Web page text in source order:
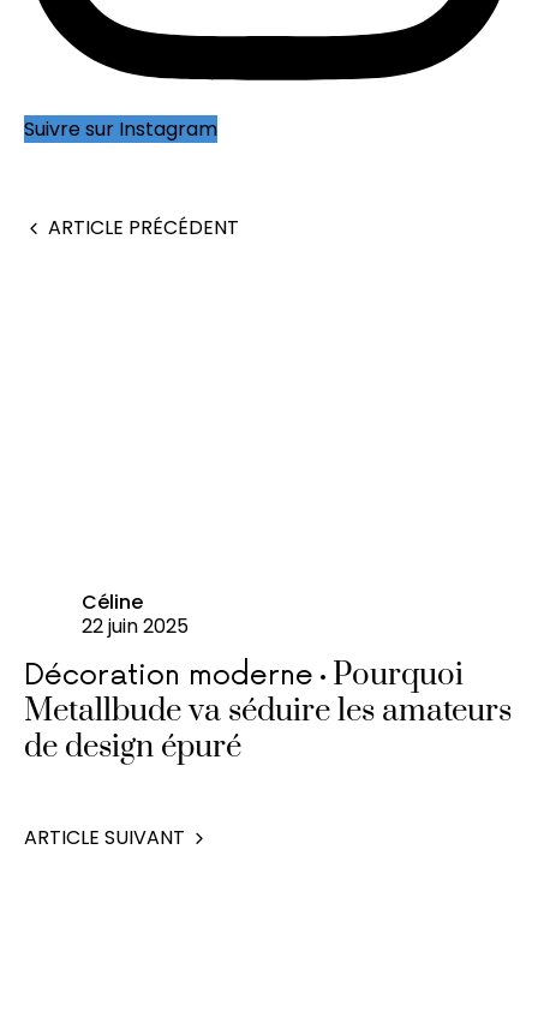
Suivre sur Instagram
ARTICLE PRÉCÉDENT
Céline
22 juin 2025
Décoration moderne
Pourquoi
Metallbude va séduire les amateurs
de design épuré
ARTICLE SUIVANT